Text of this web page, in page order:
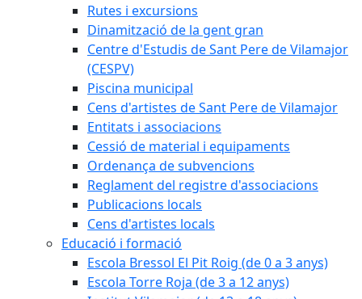
Rutes i excursions
Dinamització de la gent gran
Centre d'Estudis de Sant Pere de Vilamajor
(CESPV)
Piscina municipal
Cens d'artistes de Sant Pere de Vilamajor
Entitats i associacions
Cessió de material i equipaments
Ordenança de subvencions
Reglament del registre d'associacions
Publicacions locals
Cens d'artistes locals
Educació i formació
Escola Bressol El Pit Roig (de 0 a 3 anys)
Escola Torre Roja (de 3 a 12 anys)